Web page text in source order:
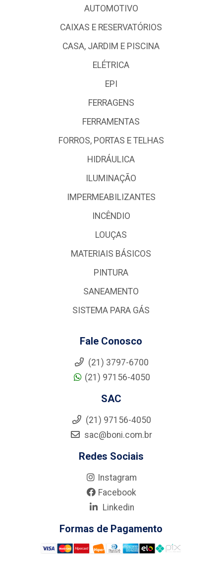
AUTOMOTIVO
CAIXAS E RESERVATÓRIOS
CASA, JARDIM E PISCINA
ELÉTRICA
EPI
FERRAGENS
FERRAMENTAS
FORROS, PORTAS E TELHAS
HIDRÁULICA
ILUMINAÇÃO
IMPERMEABILIZANTES
INCÊNDIO
LOUÇAS
MATERIAIS BÁSICOS
PINTURA
SANEAMENTO
SISTEMA PARA GÁS
Fale Conosco
(21) 3797-6700
(21) 97156-4050
SAC
(21) 97156-4050
sac@boni.com.br
Redes Sociais
Instagram
Facebook
Linkedin
Formas de Pagamento